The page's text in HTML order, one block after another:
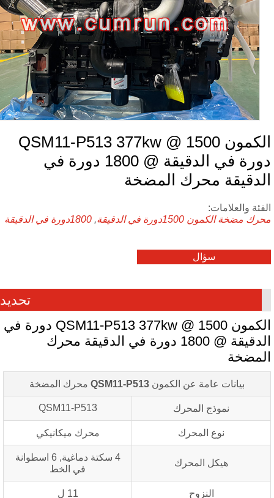
الكمون QSM11-P513 377kw @ 1500
دورة في الدقيقة @ 1800 دورة في
محرك المضخة
والعلامات:
مضخة الكمون 1500دورة في الدقيقة ,1800دورة في الدقيقة
سؤال
تحديد
الكمون QSM11-P513 377kw @ 1500 دورة في
الدقيقة @ 1800 دورة في الدقيقة محرك
بيانات عامة عن الكمونQSM11-P513محرك المضخة
نموذج المحرك QSM11-P513
نوع المحرك محرك ميكانيكي
هيكل المحرك
4 سكتة دماغية, 6 اسطوانة
في الخط
النزوح 11 ل